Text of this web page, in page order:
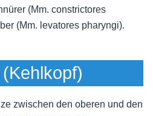
(Mm. constrictores
(Mm. levatores pharyngi).
zwischen den oberen und den